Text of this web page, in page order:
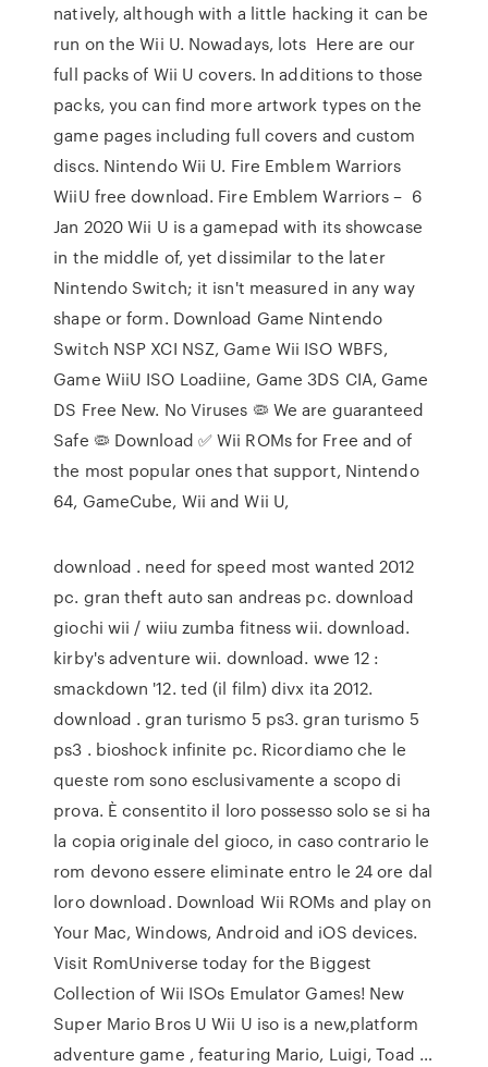
natively, although with a little hacking it can be
run on the Wii U. Nowadays, lots Here are our
full packs of Wii U covers. In additions to those
packs, you can find more artwork types on the
game pages including full covers and custom
discs. Nintendo Wii U. Fire Emblem Warriors
WiiU free download. Fire Emblem Warriors – 6
Jan 2020 Wii U is a gamepad with its showcase
in the middle of, yet dissimilar to the later
Nintendo Switch; it isn't measured in any way
shape or form. Download Game Nintendo
Switch NSP XCI NSZ, Game Wii ISO WBFS,
Game WiiU ISO Loadiine, Game 3DS CIA, Game
DS Free New. No Viruses 🦠 We are guaranteed
Safe 🦠 Download ✅ Wii ROMs for Free and of
the most popular ones that support, Nintendo
64, GameCube, Wii and Wii U,
download . need for speed most wanted 2012
pc. gran theft auto san andreas pc. download
giochi wii / wiiu zumba fitness wii. download.
kirby's adventure wii. download. wwe 12 :
smackdown '12. ted (il film) divx ita 2012.
download . gran turismo 5 ps3. gran turismo 5
ps3 . bioshock infinite pc. Ricordiamo che le
queste rom sono esclusivamente a scopo di
prova. È consentito il loro possesso solo se si ha
la copia originale del gioco, in caso contrario le
rom devono essere eliminate entro le 24 ore dal
loro download. Download Wii ROMs and play on
Your Mac, Windows, Android and iOS devices.
Visit RomUniverse today for the Biggest
Collection of Wii ISOs Emulator Games! New
Super Mario Bros U Wii U iso is a new,platform
adventure game , featuring Mario, Luigi, Toad …